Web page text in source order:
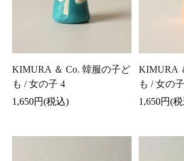
KIMURA ＆ Co. 韓服の子ど
も / 女の子 4
1,650円(税込)
KIMURA
も / 女の
1,650円(